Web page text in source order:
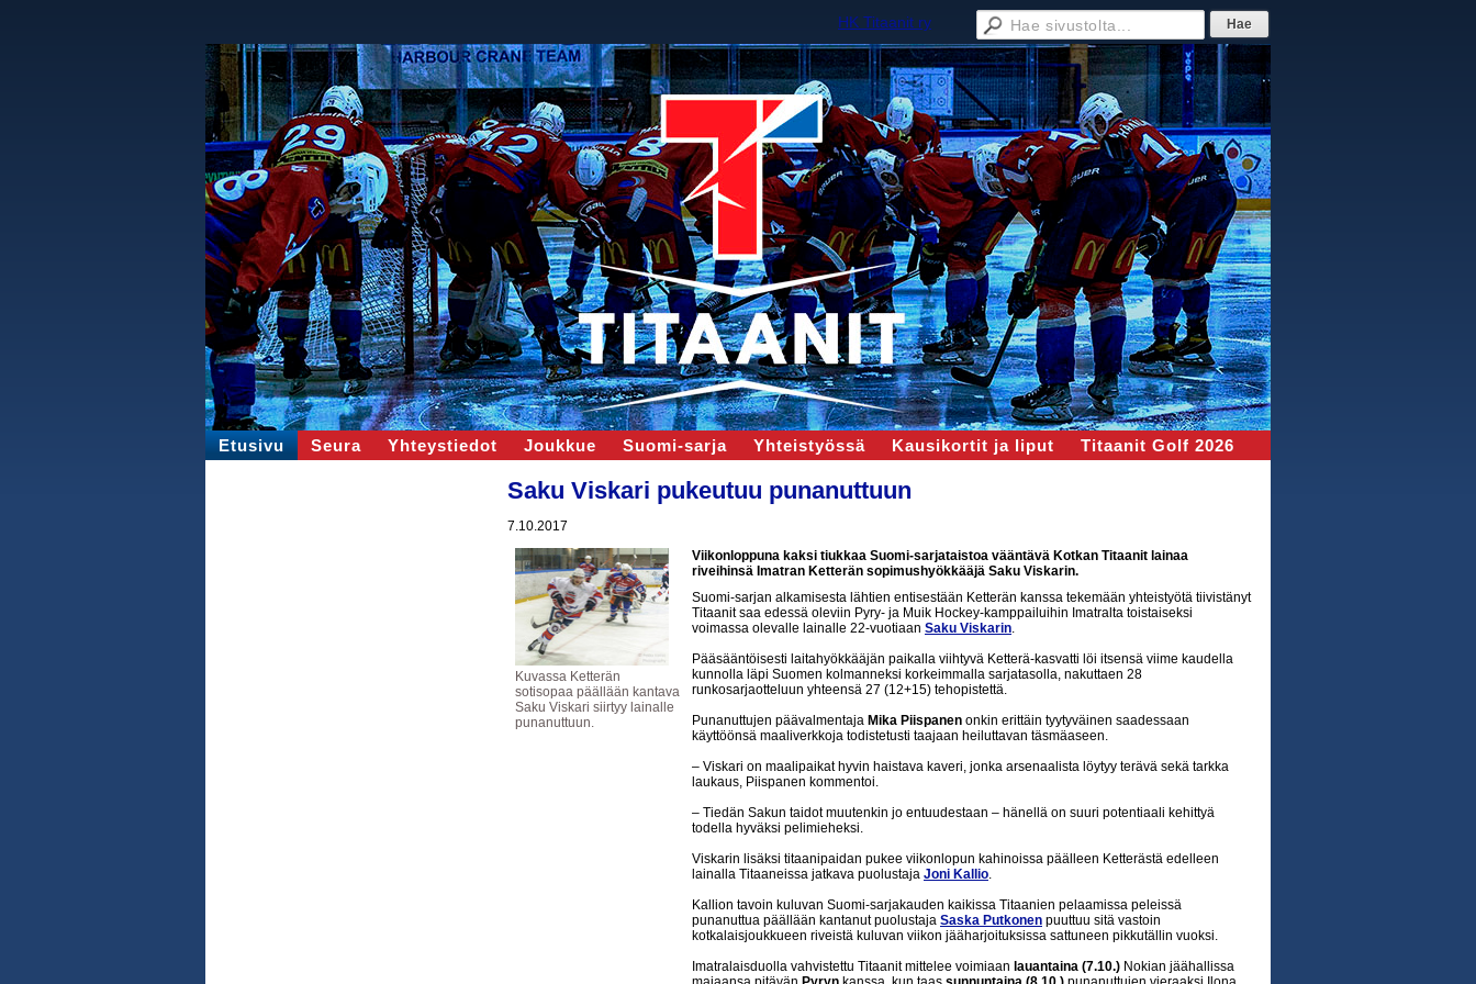
HK Titaanit ry
Etusivu Seura Yhteystiedot Joukkue Suomi-sarja Yhteistyössä Kausikortit ja liput Titaanit Golf 2026
Saku Viskari pukeutuu punanuttuun
7.10.2017
Kuvassa Ketterän
sotisopaa päällään kantava
Saku Viskari siirtyy lainalle
punanuttuun.
Viikonloppuna kaksi tiukkaa Suomi-sarjataistoa vääntävä Kotkan Titaanit lainaa
riveihinsä Imatran Ketterän sopimushyökkääjä Saku Viskarin.
Suomi-sarjan alkamisesta lähtien entisestään Ketterän kanssa tekemään yhteistyötä tiivistänyt
Titaanit saa edessä oleviin Pyry- ja Muik Hockey-kamppailuihin Imatralta toistaiseksi
voimassa olevalle lainalle 22-vuotiaan Saku Viskarin.
Pääsääntöisesti laitahyökkääjän paikalla viihtyvä Ketterä-kasvatti löi itsensä viime kaudella
kunnolla läpi Suomen kolmanneksi korkeimmalla sarjatasolla, nakuttaen 28
runkosarjaotteluun yhteensä 27 (12+15) tehopistettä.
Punanuttujen päävalmentaja Mika Piispanen onkin erittäin tyytyväinen saadessaan
käyttöönsä maaliverkkoja todistetusti taajaan heiluttavan täsmäaseen.
– Viskari on maalipaikat hyvin haistava kaveri, jonka arsenaalista löytyy terävä sekä tarkka
laukaus, Piispanen kommentoi.
– Tiedän Sakun taidot muutenkin jo entuudestaan – hänellä on suuri potentiaali kehittyä
todella hyväksi pelimieheksi.
Viskarin lisäksi titaanipaidan pukee viikonlopun kahinoissa päälleen Ketterästä edelleen
lainalla Titaaneissa jatkava puolustaja Joni Kallio.
Kallion tavoin kuluvan Suomi-sarjakauden kaikissa Titaanien pelaamissa peleissä
punanuttua päällään kantanut puolustaja Saska Putkonen puuttuu sitä vastoin
kotkalaisjoukkueen riveistä kuluvan viikon jääharjoituksissa sattuneen pikkutällin vuoksi.
Imatralaisduolla vahvistettu Titaanit mittelee voimiaan lauantaina (7.10.) Nokian jäähallissa